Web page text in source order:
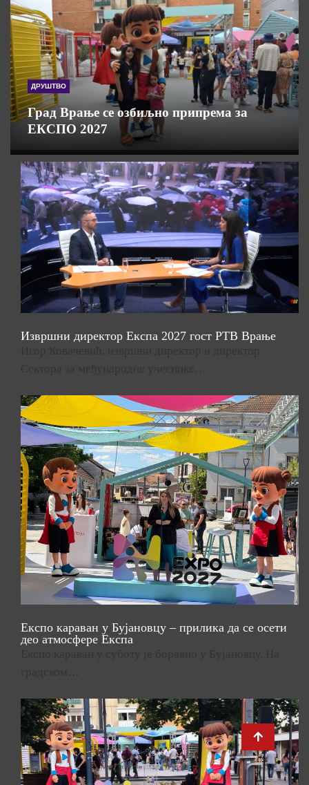
ДРУШТВО
Град Врање се озбиљно припрема за
ЕКСПО 2027
Извршни директор Експа 2027 гост РТВ Врање
Експо караван у Бујановцу – прилика да се осети
део атмосфере Експа